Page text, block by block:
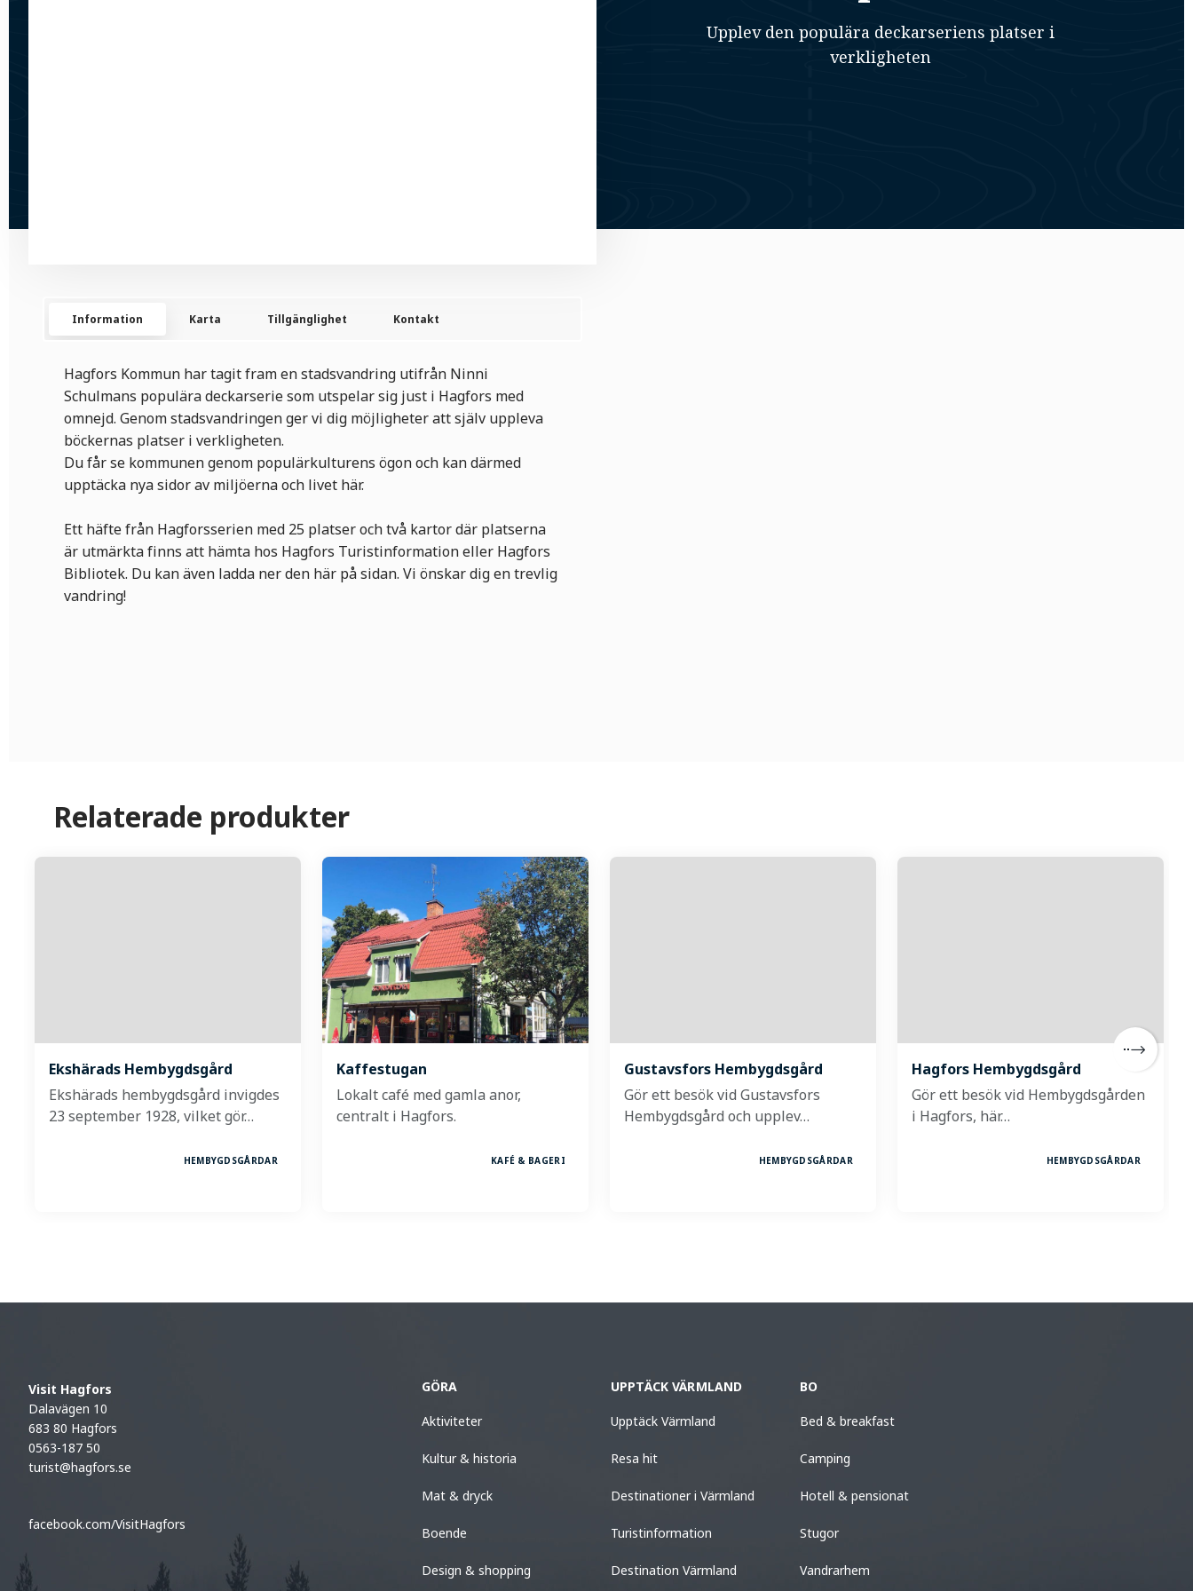
Upplev den populära deckarseriens platser i
verkligheten
Information Karta Tillgänglighet Kontakt
Hagfors Kommun har tagit fram en stadsvandring utifrån Ninni
Schulmans populära deckarserie som utspelar sig just i Hagfors med
omnejd. Genom stadsvandringen ger vi dig möjligheter att själv uppleva
böckernas platser i verkligheten.
Du får se kommunen genom populärkulturens ögon och kan därmed
upptäcka nya sidor av miljöerna och livet här.
Ett häfte från Hagforsserien med 25 platser och två kartor där platserna
är utmärkta finns att hämta hos Hagfors Turistinformation eller Hagfors
Bibliotek. Du kan även ladda ner den här på sidan. Vi önskar dig en trevlig
vandring!
Relaterade produkter
Ekshärads Hembygdsgård
Ekshärads hembygdsgård invigdes
23 september 1928, vilket gör…
HEMBYGDSGÅRDAR
Kaffestugan
Lokalt café med gamla anor,
centralt i Hagfors.
KAFÉ & BAGERI
Gustavsfors Hembygdsgård
Gör ett besök vid Gustavsfors
Hembygdsgård och upplev…
HEMBYGDSGÅRDAR
Hagfors Hembygdsgård
Gör ett besök vid Hembygdsgården
i Hagfors, här…
HEMBYGDSGÅRDAR
Visit Hagfors
Dalavägen 10
683 80 Hagfors
0563-187 50
turist@hagfors.se
facebook.com/VisitHagfors
GÖRA
Aktiviteter
Kultur & historia
Mat & dryck
Boende
Design & shopping
UPPTÄCK VÄRMLAND
Upptäck Värmland
Resa hit
Destinationer i Värmland
Turistinformation
Destination Värmland
BO
Bed & breakfast
Camping
Hotell & pensionat
Stugor
Vandrarhem